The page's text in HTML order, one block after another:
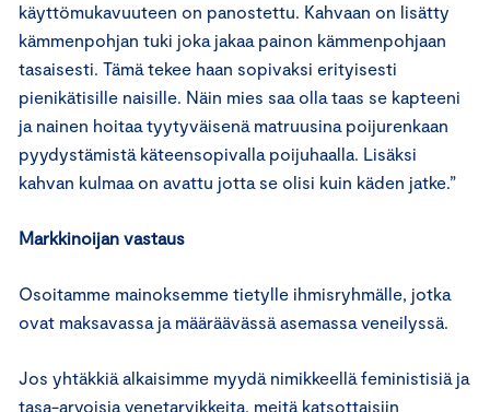
käyttömukavuuteen on panostettu. Kahvaan on lisätty
kämmenpohjan tuki joka jakaa painon kämmenpohjaan
tasaisesti. Tämä tekee haan sopivaksi erityisesti
pienikätisille naisille. Näin mies saa olla taas se kapteeni
ja nainen hoitaa tyytyväisenä matruusina poijurenkaan
pyydystämistä käteensopivalla poijuhaalla. Lisäksi
kahvan kulmaa on avattu jotta se olisi kuin käden jatke.”
Markkinoijan vastaus
Osoitamme mainoksemme tietylle ihmisryhmälle, jotka
ovat maksavassa ja määräävässä asemassa veneilyssä.
Jos yhtäkkiä alkaisimme myydä nimikkeellä feministisiä ja
tasa-arvoisia venetarvikkeita, meitä katsottaisiin